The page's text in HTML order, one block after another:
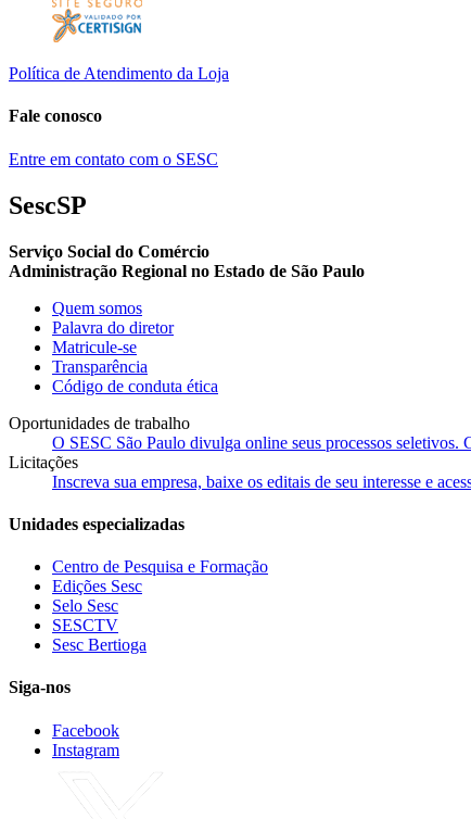
Política de Atendimento da Loja
Fale conosco
Entre em contato com o SESC
SescSP
Serviço Social do Comércio
Administração Regional no Estado de São Paulo
Quem somos
Palavra do diretor
Matricule-se
Transparência
Código de conduta ética
Oportunidades de trabalho
O SESC São Paulo divulga online seus processos seletivos.
Licitações
Inscreva sua empresa, baixe os editais de seu interesse e
Unidades especializadas
Centro de Pesquisa e Formação
Edições Sesc
Selo Sesc
SESCTV
Sesc Bertioga
Siga-nos
Facebook
Instagram